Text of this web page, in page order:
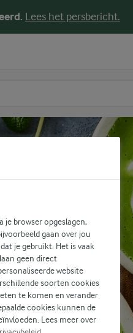
Lees het persbericht.
je browser opgeslagen,
gaan over jou
je gebruikt. Het is vaak
geen direct
website
soorten cookies
te komen en verander
cookies kunnen de
Lees meer over